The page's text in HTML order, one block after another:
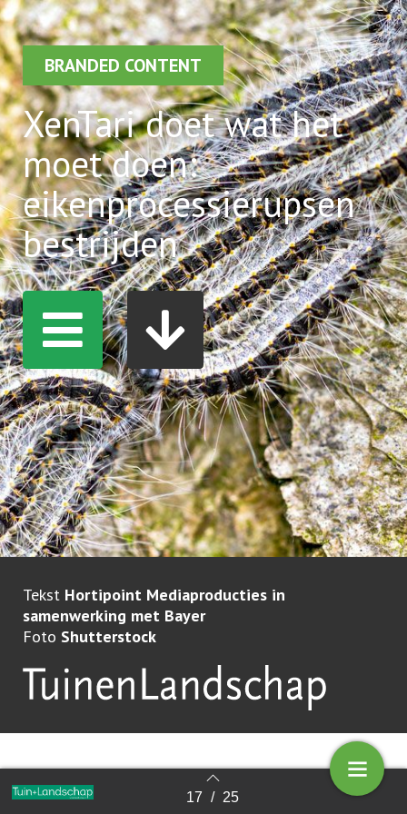
Terug naar overzicht 17 / 25
BRANDED CONTENT
XenTari doet wat het
moet doen:
eikenprocessierupsen
bestrijden
Tekst Hortipoint Mediaproducties in
samenwerking met Bayer
Foto Shutterstock
De overlast van eikenprocessierups is sterk